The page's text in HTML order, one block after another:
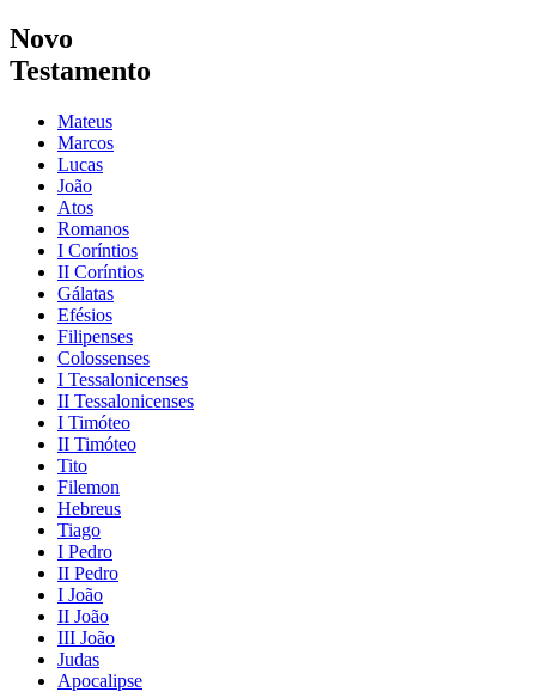
Novo
Testamento
Mateus
Marcos
Lucas
João
Atos
Romanos
I Coríntios
II Coríntios
Gálatas
Efésios
Filipenses
Colossenses
I Tessalonicenses
II Tessalonicenses
I Timóteo
II Timóteo
Tito
Filemon
Hebreus
Tiago
I Pedro
II Pedro
I João
II João
III João
Judas
Apocalipse